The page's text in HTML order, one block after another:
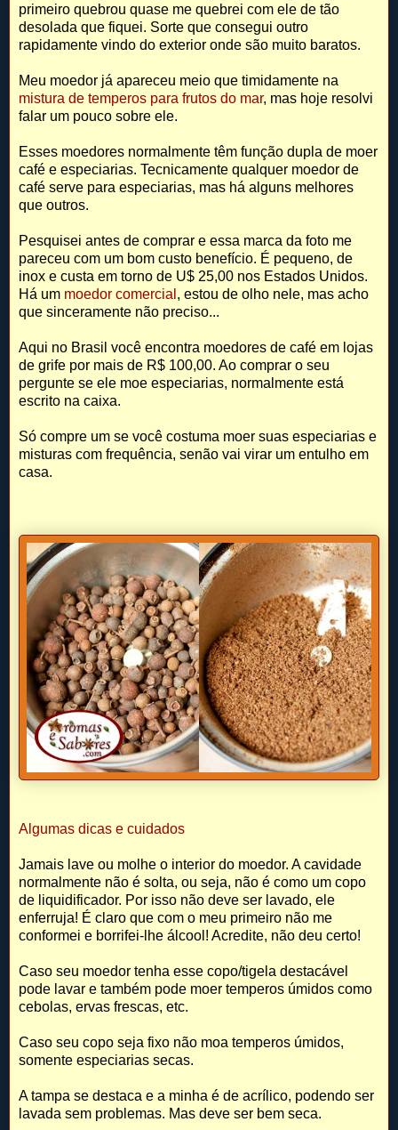
primeiro quebrou quase me quebrei com ele de tão
desolada que fiquei. Sorte que consegui outro
rapidamente vindo do exterior onde são muito baratos.
Meu moedor já apareceu meio que timidamente na
mistura de temperos para frutos do mar, mas hoje resolvi
falar um pouco sobre ele.
Esses moedores normalmente têm função dupla de moer
café e especiarias. Tecnicamente qualquer moedor de
café serve para especiarias, mas há alguns melhores
que outros.
Pesquisei antes de comprar e essa marca da foto me
pareceu com um bom custo benefício. É pequeno, de
inox e custa em torno de U$ 25,00 nos Estados Unidos.
Há um moedor comercial , estou de olho nele, mas acho
que sinceramente não preciso...
Aqui no Brasil você encontra moedores de café em lojas
de grife por mais de R$ 100,00. Ao comprar o seu
pergunte se ele moe especiarias, normalmente está
escrito na caixa.
Só compre um se você costuma moer suas especiarias e
misturas com frequência, senão vai virar um entulho em
casa.
Algumas dicas e cuidados
Jamais lave ou molhe o interior do moedor. A cavidade
normalmente não é solta, ou seja, não é como um copo
de liquidificador. Por isso não deve ser lavado, ele
enferruja! É claro que com o meu primeiro não me
conformei e borrifei-lhe álcool! Acredite, não deu certo!
Caso seu moedor tenha esse copo/tigela destacável
pode lavar e também pode moer temperos úmidos como
cebolas, ervas frescas, etc.
Caso seu copo seja fixo não moa temperos úmidos,
somente especiarias secas.
A tampa se destaca e a minha é de acrílico, podendo ser
lavada sem problemas. Mas deve ser bem seca.